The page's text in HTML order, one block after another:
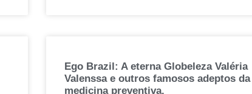
Ego Brazil: A eterna Globeleza Valéria
Valenssa e outros famosos adeptos da
medicina preventiva.